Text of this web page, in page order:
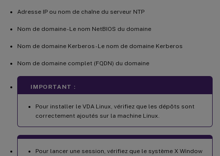
Adresse IP ou nom de chaîne du serveur NTP
Nom de domaine - Le nom NetBIOS du domaine
Nom de domaine Kerberos - Le nom de domaine Kerberos
Nom de domaine complet (FQDN) du domaine
IMPORTANT :
Pour installer le VDA Linux, vérifiez que les dépôts sont
correctement ajoutés sur la machine Linux.
Pour lancer une session, vérifiez que le système X Window